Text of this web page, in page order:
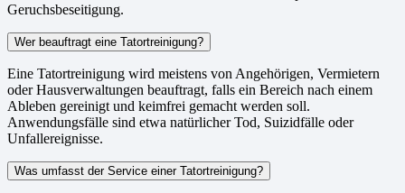
Geruchsbeseitigung.
Wer beauftragt eine Tatortreinigung?
Eine Tatortreinigung wird meistens von Angehörigen, Vermietern
oder Hausverwaltungen beauftragt, falls ein Bereich nach einem
Ableben gereinigt und keimfrei gemacht werden soll.
Anwendungsfälle sind etwa natürlicher Tod, Suizidfälle oder
Unfallereignisse.
Was umfasst der Service einer Tatortreinigung?